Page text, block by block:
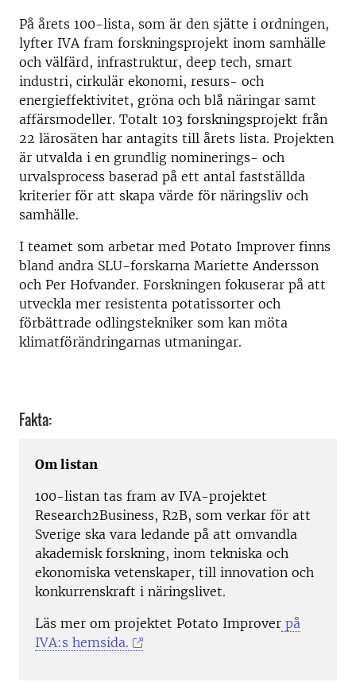
På årets 100-lista, som är den sjätte i ordningen,
lyfter IVA fram forskningsprojekt inom samhälle
och välfärd, infrastruktur, deep tech, smart
industri, cirkulär ekonomi, resurs- och
energieffektivitet, gröna och blå näringar samt
affärsmodeller. Totalt 103 forskningsprojekt från
22 lärosäten har antagits till årets lista. Projekten
är utvalda i en grundlig nominerings- och
urvalsprocess baserad på ett antal fastställda
kriterier för att skapa värde för näringsliv och
samhälle.
I teamet som arbetar med Potato Improver finns
bland andra SLU-forskarna Mariette Andersson
och Per Hofvander. Forskningen fokuserar på att
utveckla mer resistenta potatissorter och
förbättrade odlingstekniker som kan möta
klimatförändringarnas utmaningar.
Fakta:
Om listan
100-listan tas fram av IVA-projektet
Research2Business, R2B, som verkar för att
Sverige ska vara ledande på att omvandla
akademisk forskning, inom tekniska och
ekonomiska vetenskaper, till innovation och
konkurrenskraft i näringslivet.
Läs mer om projektet Potato Improver på
IVA:s hemsida.